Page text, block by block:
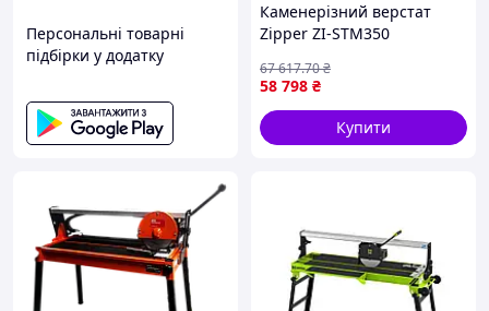
Персональні товарні
підбірки у додатку
Каменерізний верстат
Zipper ZI-STM350
58 798 ₴
67 617.70₴
Купити